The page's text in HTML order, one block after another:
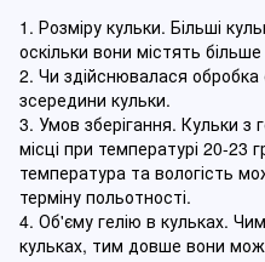
1. Розміру кульки. Більші
оскільки вони містять більше
2. Чи здійснювалася
зсередини кульки.
3. Умов зберігання. Кульки з
місці при температурі 20-23
температура та вологість
терміну польотності.
4. Об'єму гелію в кульках.
кульках, тим довше вони